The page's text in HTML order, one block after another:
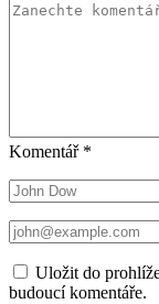
Komentář *
Uložit do
budoucí komentáře.